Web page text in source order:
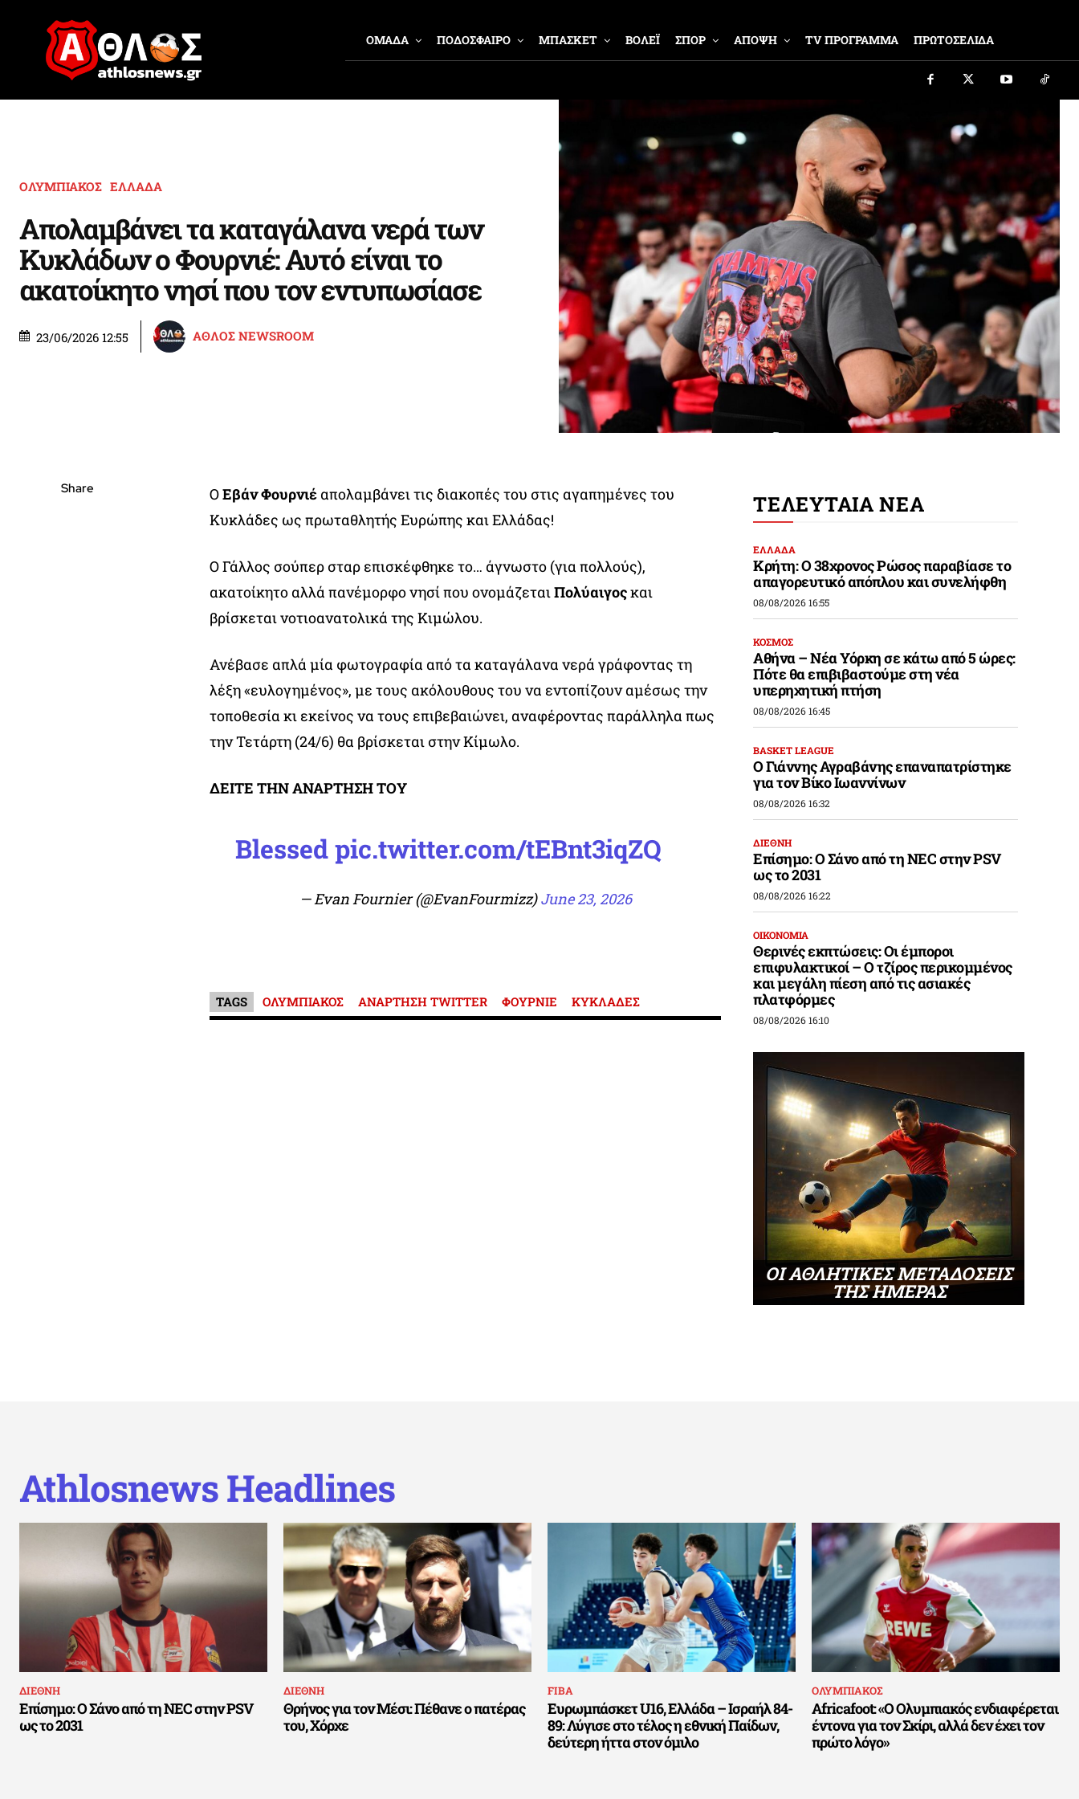
ΟΜΑΔΑ ΠΟΔΟΣΦΑΙΡΟ ΜΠΑΣΚΕΤ ΒΟΛΕΪ ΣΠΟΡ ΑΠΟΨΗ TV ΠΡΟΓΡΑΜΜΑ ΠΡΩΤΟΣΕΛΙΔΑ
ΟΛΥΜΠΙΑΚΟΣ ΕΛΛΑΔΑ
Απολαμβάνει τα καταγάλανα νερά των
Κυκλάδων ο Φουρνιέ: Αυτό είναι το
ακατοίκητο νησί που τον εντυπωσίασε
23/06/2026 12:55 ΑΘΛΟΣ NEWSROOM
Share ΟΕβάν Φουρνιέαπολαμβάνει τις διακοπές του στις αγαπημένες του
Κυκλάδες ως πρωταθλητής Ευρώπης και Ελλάδας!
Ο Γάλλος σούπερ σταρ επισκέφθηκε το… άγνωστο (για πολλούς),
ακατοίκητο αλλά πανέμορφο νησί που ονομάζεταιΠολύαιγοςκαι
βρίσκεται νοτιοανατολικά της Κιμώλου.
Ανέβασε απλά μία φωτογραφία από τα καταγάλανα νερά γράφοντας τη
λέξη «ευλογημένος», με τους ακόλουθους του να εντοπίζουν αμέσως την
τοποθεσία κι εκείνος να τους επιβεβαιώνει, αναφέροντας παράλληλα πως
την Τετάρτη (24/6) θα βρίσκεται στην Κίμωλο.
ΔΕΙΤΕ ΤΗΝ ΑΝΑΡΤΗΣΗ ΤΟΥ
Blessedpic.twitter.com/tEBnt3iqZQ
— Evan Fournier (@EvanFourmizz)June 23, 2026
TAGS ΟΛΥΜΠΙΑΚΟΣ ΑΝΑΡΤΗΣΗ TWITTER ΦΟΥΡΝΙΕ ΚΥΚΛΑΔΕΣ
ΤΕΛΕΥΤΑΙΑ ΝΕΑ
ΕΛΛΑΔΑ
Κρήτη: Ο 38χρονος Ρώσος παραβίασε το
απαγορευτικό απόπλου και συνελήφθη
08/08/2026 16:55
ΚΟΣΜΟΣ
Αθήνα – Νέα Υόρκη σε κάτω από 5 ώρες:
Πότε θα επιβιβαστούμε στη νέα
υπερηχητική πτήση
08/08/2026 16:45
BASKET LEAGUE
Ο Γιάννης Αγραβάνης επαναπατρίστηκε
για τον Βίκο Ιωαννίνων
08/08/2026 16:32
ΔΙΕΘΝΗ
Επίσημο: Ο Σάνο από τη NEC στην PSV
ως το 2031
08/08/2026 16:22
ΟΙΚΟΝΟΜΙΑ
Θερινές εκπτώσεις: Οι έμποροι
επιφυλακτικοί – Ο τζίρος περικομμένος
και μεγάλη πίεση από τις ασιακές
πλατφόρμες
08/08/2026 16:10
ΟΙ ΑΘΛΗΤΙΚΕΣ ΜΕΤΑΔΟΣΕΙΣ
ΤΗΣ ΗΜΕΡΑΣ
Athlosnews Headlines
ΔΙΕΘΝΗ
Επίσημο: Ο Σάνο από τη NEC στην PSV
ως το 2031
ΔΙΕΘΝΗ
Θρήνος για τον Μέσι: Πέθανε ο πατέρας
του, Χόρχε
FIBA
Ευρωμπάσκετ U16, Ελλάδα – Ισραήλ 84-
89: Λύγισε στο τέλος η εθνική Παίδων,
δεύτερη ήττα στον όμιλο
ΟΛΥΜΠΙΑΚΟΣ
Africafoot: «Ο Ολυμπιακός ενδιαφέρεται
έντονα για τον Σκίρι, αλλά δεν έχει τον
πρώτο λόγο»